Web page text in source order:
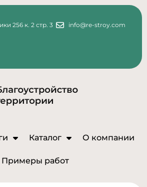
256 к. 2 стр. 3 info@re-stroy.com
Каталог О компании
Примеры работ